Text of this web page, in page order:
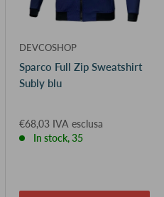
DEVCOSHOP
Sparco Full Zip Sweatshirt
Subly blu
€68,03 IVA esclusa
In stock, 35